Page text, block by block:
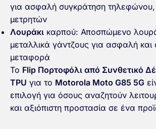
για ασφαλή συγκράτηση τηλεφώνου,
μετρητών
Λουράκι καρπού: Αποσπώμενο
μεταλλικά γάντζους για ασφαλή και
μεταφορά
Το Flip Πορτοφόλι από Συνθετικό
TPU για το Motorola Moto G85 5G
επιλογή για όσους αναζητούν
και αξιόπιστη προστασία σε ένα